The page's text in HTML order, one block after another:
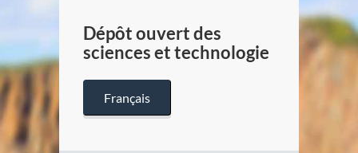
Dépôt ouvert des
sciences et technologie
Français